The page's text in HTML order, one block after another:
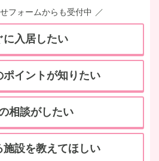
フォームからも受付中
に入居したい
ポイントが知りたい
相談がしたい
施設を教えてほしい